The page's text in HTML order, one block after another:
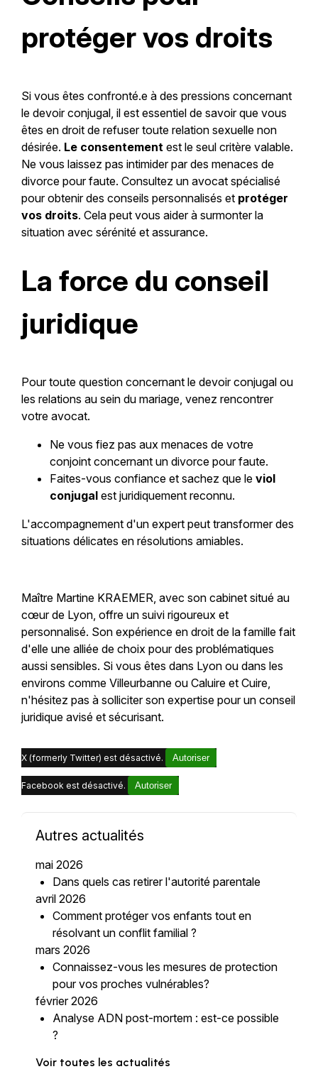
protéger vos droits
Si vous êtes confronté.e à des pressions concernant
le devoir conjugal, il est essentiel de savoir que vous
êtes en droit de refuser toute relation sexuelle non
désirée. Le consentementest le seul critère valable.
Ne vous laissez pas intimider par des menaces de
divorce pour faute. Consultez un avocat spécialisé
pour obtenir des conseils personnalisés et protéger
vos droits. Cela peut vous aider à surmonter la
situation avec sérénité et assurance.
La force du conseil
juridique
Pour toute question concernant le devoir conjugal ou
les relations au sein du mariage, venez rencontrer
votre avocat.
Ne vous fiez pas aux menaces de votre
conjoint concernant un divorce pour faute.
Faites-vous confiance et sachez que le viol
conjugalest juridiquement reconnu.
L'accompagnement d'un expert peut transformer des
situations délicates en résolutions amiables.
Maître Martine KRAEMER, avec son cabinet situé au
cœur de Lyon, offre un suivi rigoureux et
personnalisé. Son expérience en droit de la famille fait
d'elle une alliée de choix pour des problématiques
aussi sensibles. Si vous êtes dans Lyon ou dans les
environs comme Villeurbanne ou Caluire et Cuire,
n'hésitez pas à solliciter son expertise pour un conseil
juridique avisé et sécurisant.
X (formerly Twitter) est désactivé. Autoriser
Facebook est désactivé. Autoriser
Autres actualités
mai 2026
Dans quels cas retirer l'autorité parentale
avril 2026
Comment protéger vos enfants tout en
résolvant un conflit familial ?
mars 2026
Connaissez-vous les mesures de protection
pour vos proches vulnérables?
février 2026
Analyse ADN post-mortem : est-ce possible
?
Voir toutes les actualités